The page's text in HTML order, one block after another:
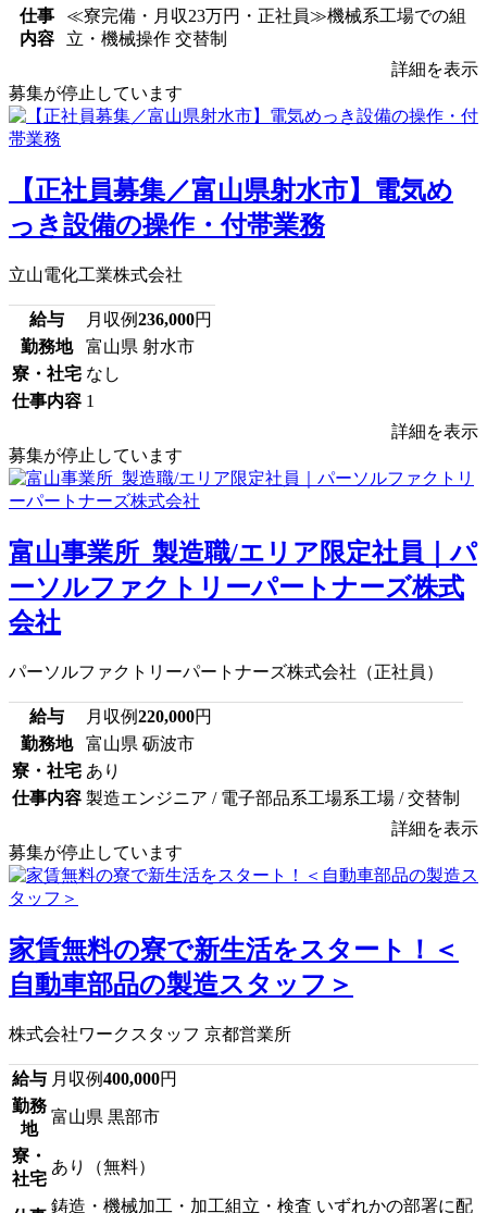
仕事
内容
≪寮完備・月収23万円・正社員≫機械系工場での組
立・機械操作 交替制
詳細を表示
募集が停止しています
【正社員募集／富山県射水市】電気め
っき設備の操作・付帯業務
立山電化工業株式会社
給与 月収例236,000円
勤務地
富山県 射水市
寮・社宅 なし
仕事内容 1
詳細を表示
募集が停止しています
富山事業所_製造職/エリア限定社員｜パ
ーソルファクトリーパートナーズ株式
会社
パーソルファクトリーパートナーズ株式会社（正社員）
給与 月収例220,000円
勤務地
富山県 砺波市
寮・社宅 あり
仕事内容 製造エンジニア / 電子部品系工場系工場 / 交替制
詳細を表示
募集が停止しています
家賃無料の寮で新生活をスタート！＜
自動車部品の製造スタッフ＞
株式会社ワークスタッフ 京都営業所
給与 月収例400,000円
勤務
地
富山県 黒部市
寮・
社宅
あり（無料）
鋳造・機械加工・加工組立・検査 いずれかの部署に配